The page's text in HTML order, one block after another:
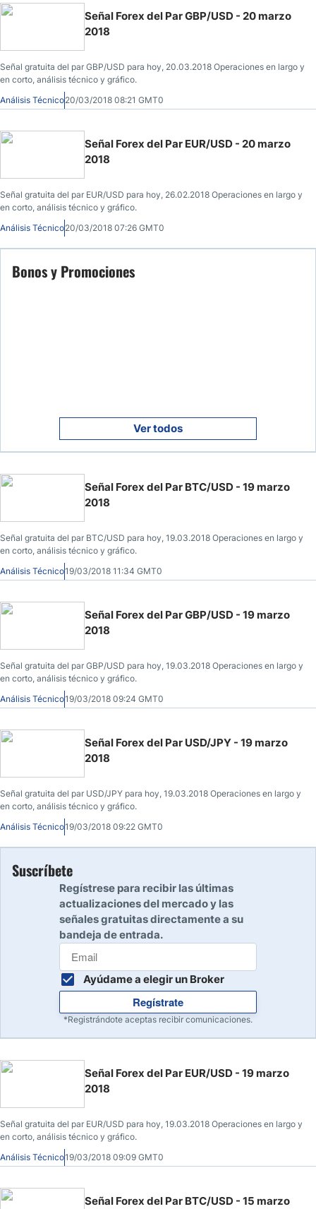
Señal Forex del Par GBP/USD - 20 marzo
2018
Señal gratuita del par GBP/USD para hoy, 20.03.2018 Operaciones en largo y
en corto, análisis técnico y gráfico.
Análisis Técnico20/03/2018 08:21 GMT0
Señal Forex del Par EUR/USD - 20 marzo
2018
Señal gratuita del par EUR/USD para hoy, 26.02.2018 Operaciones en largo y
en corto, análisis técnico y gráfico.
Análisis Técnico20/03/2018 07:26 GMT0
Bonos y Promociones
Ver todos
Señal Forex del Par BTC/USD - 19 marzo
2018
Señal gratuita del par BTC/USD para hoy, 19.03.2018 Operaciones en largo y
en corto, análisis técnico y gráfico.
Análisis Técnico19/03/2018 11:34 GMT0
Señal Forex del Par GBP/USD - 19 marzo
2018
Señal gratuita del par GBP/USD para hoy, 19.03.2018 Operaciones en largo y
en corto, análisis técnico y gráfico.
Análisis Técnico19/03/2018 09:24 GMT0
Señal Forex del Par USD/JPY - 19 marzo
2018
Señal gratuita del par USD/JPY para hoy, 19.03.2018 Operaciones en largo y
en corto, análisis técnico y gráfico.
Análisis Técnico19/03/2018 09:22 GMT0
Suscríbete
Regístrese para recibir las últimas
actualizaciones del mercado y las
señales gratuitas directamente a su
bandeja de entrada.
Ayúdame a elegir un Broker
Regístrate
*Registrándote aceptas recibir comunicaciones.
Señal Forex del Par EUR/USD - 19 marzo
2018
Señal gratuita del par EUR/USD para hoy, 19.03.2018 Operaciones en largo y
en corto, análisis técnico y gráfico.
Análisis Técnico19/03/2018 09:09 GMT0
Señal Forex del Par BTC/USD - 15 marzo